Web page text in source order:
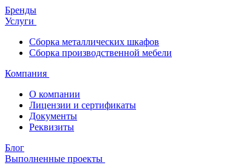
Бренды
Услуги
Сборка металлических шкафов
Сборка производственной мебели
Компания
О компании
Лицензии и сертификаты
Документы
Реквизиты
Блог
Выполненные проекты